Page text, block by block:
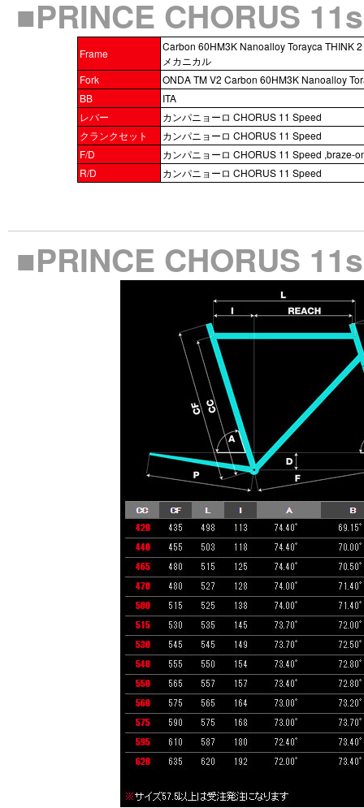
■PRINCE CHORUS
Frame
Carbon 60HM3K Nanoalloy Torayca THINK
メカニカル
Fork
ONDA TM V2 Carbon 60HM3K Nanoalloy
BB
ITA
レバー
カンパニョーロ CHORUS 11 Speed
クランクセット
カンパニョーロ CHORUS 11 Speed
F/D
カンパニョーロ CHORUS 11 Speed ,braze-
R/D
カンパニョーロ CHORUS 11 Speed
■PRINCE CHORUS